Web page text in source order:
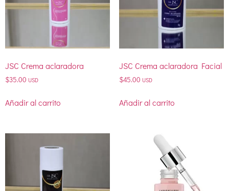
JSC Crema aclaradora
$35.00 USD
Añadir al carrito
JSC Crema aclaradora Facial
$45.00 USD
Añadir al carrito